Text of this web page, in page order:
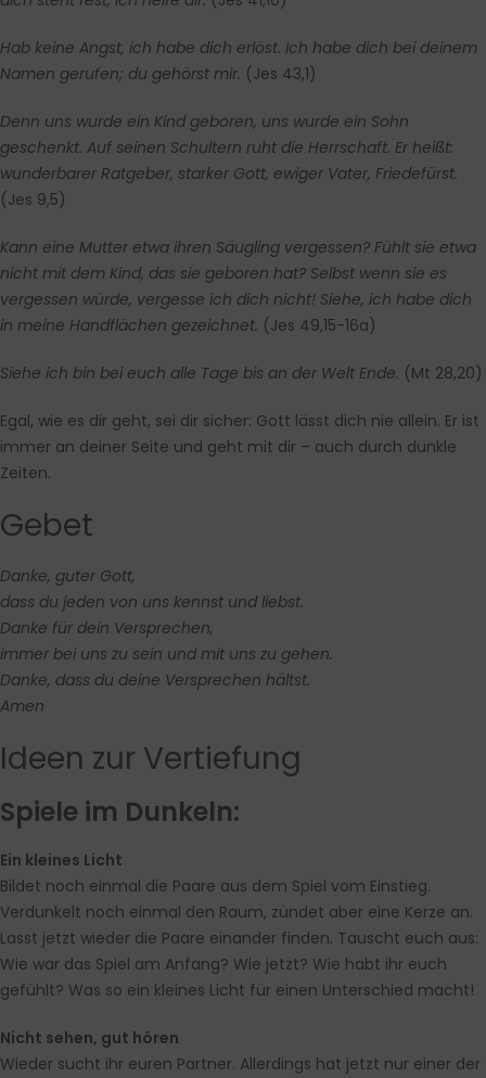
Hab keine Angst, ich habe dich erlöst. Ich habe dich bei deinem
Namen gerufen; du gehörst mir. (Jes 43,1)
Denn uns wurde ein Kind geboren, uns wurde ein Sohn
geschenkt. Auf seinen Schultern ruht die Herrschaft. Er heißt:
wunderbarer Ratgeber, starker Gott, ewiger Vater, Friedefürst.
(Jes 9,5)
Kann eine Mutter etwa ihren Säugling vergessen? Fühlt sie etwa
nicht mit dem Kind, das sie geboren hat? Selbst wenn sie es
vergessen würde, vergesse ich dich nicht! Siehe, ich habe dich
in meine Handflächen gezeichnet. (Jes 49,15-16a)
Siehe ich bin bei euch alle Tage bis an der Welt Ende. (Mt 28,20)
Egal, wie es dir geht, sei dir sicher: Gott lässt dich nie allein. Er ist
immer an deiner Seite und geht mit dir – auch durch dunkle
Zeiten.
Gebet
Danke, guter Gott,
dass du jeden von uns kennst und liebst.
Danke für dein Versprechen,
immer bei uns zu sein und mit uns zu gehen.
Danke, dass du deine Versprechen hältst.
Amen
Ideen zur Vertiefung
Spiele im Dunkeln:
Ein kleines Licht
Bildet noch einmal die Paare aus dem Spiel vom Einstieg.
Verdunkelt noch einmal den Raum, zündet aber eine Kerze an.
Lasst jetzt wieder die Paare einander finden. Tauscht euch aus:
Wie war das Spiel am Anfang? Wie jetzt? Wie habt ihr euch
gefühlt? Was so ein kleines Licht für einen Unterschied macht!
Nicht sehen, gut hören
Wieder sucht ihr euren Partner. Allerdings hat jetzt nur einer der